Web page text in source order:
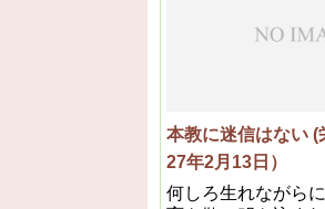
本教に迷信はない (
27年2月13日）
何しろ生れながら